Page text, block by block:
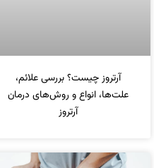
آرتروز چیست؟ بررسی علائم،
علت‌ها، انواع و روش‌های درمان
آرتروز